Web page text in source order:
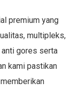
premium yang
multipleks,
anti gores serta
kami pastikan